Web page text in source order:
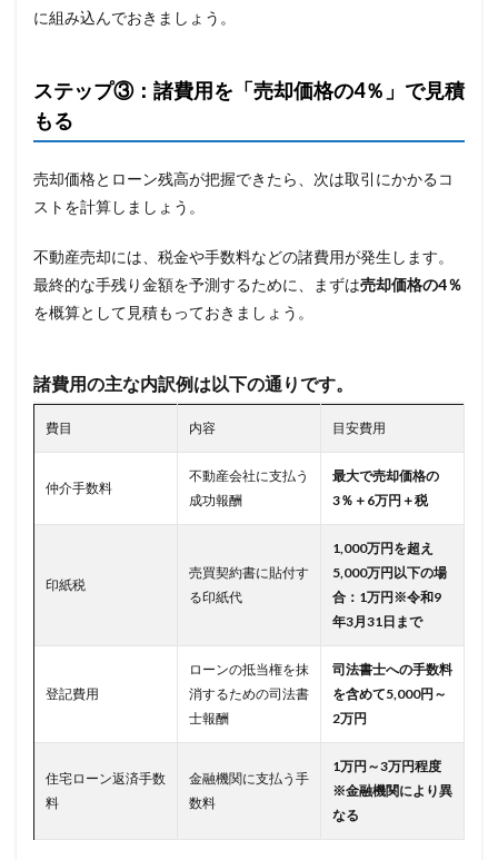
に組み込んでおきましょう。
ステップ③：諸費用を「売却価格の4％」で見積
もる
売却価格とローン残高が把握できたら、次は取引にかかるコ
ストを計算しましょう。
不動産売却には、税金や手数料などの諸費用が発生します。
最終的な手残り金額を予測するために、まずは売却価格の4％
を概算として見積もっておきましょう。
諸費用の主な内訳例は以下の通りです。
費目 内容 目安費用
仲介手数料
不動産会社に支払う
成功報酬
最大で売却価格の
3％＋6万円＋税
印紙税
売買契約書に貼付す
る印紙代
1,000万円を超え
5,000万円以下の場
合：1万円※令和9
年3月31日まで
登記費用
ローンの抵当権を抹
消するための司法書
士報酬
司法書士への手数料
を含めて5,000円～
2万円
住宅ローン返済手数
料
金融機関に支払う手
数料
1万円～3万円程度
※金融機関により異
なる